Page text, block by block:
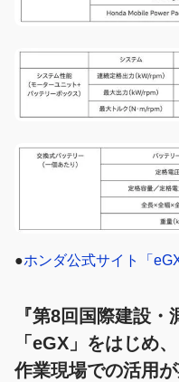
●ホンダ公式サイト「eGX
『第8回国際建設
「eGX」をはじめ、
作業現場での活用